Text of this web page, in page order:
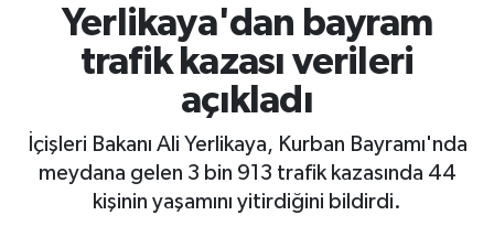
Yerlikaya'dan bayram
trafik kazası verileri
açıkladı
İçişleri Bakanı Ali Yerlikaya, Kurban Bayramı'nda
meydana gelen 3 bin 913 trafik kazasında 44
kişinin yaşamını yitirdiğini bildirdi.
Gaziantep son dakika
Genel
Haberler
Puan Durumu ve Fikstür
Tüm Manşetler
Son Dakika Haberleri
Haber Arşivi